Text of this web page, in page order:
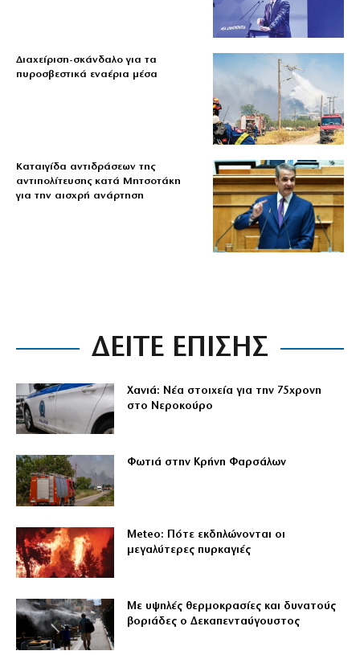
Διαχείριση-σκάνδαλο για τα
πυροσβεστικά εναέρια μέσα
Καταιγίδα αντιδράσεων της
αντιπολίτευσης κατά Μητσοτάκη
για την αισχρή ανάρτηση
ΔΕΙΤΕ ΕΠΙΣΗΣ
Χανιά: Νέα στοιχεία για την 75χρονη
στο Νεροκούρο
Φωτιά στην Κρήνη Φαρσάλων
Meteo: Πότε εκδηλώνονται οι
μεγαλύτερες πυρκαγιές
Με υψηλές θερμοκρασίες και δυνατούς
βοριάδες ο Δεκαπενταύγουστος